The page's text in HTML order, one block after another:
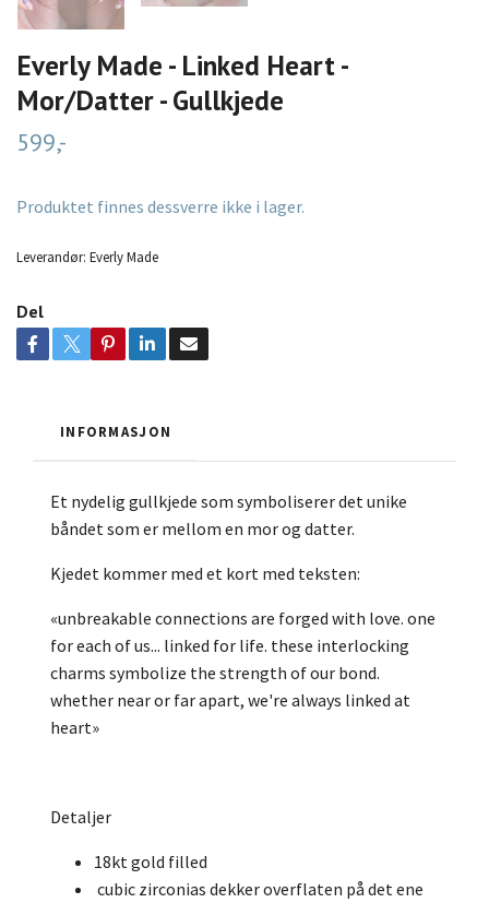
Everly Made - Linked Heart -
Mor/Datter - Gullkjede
599,-
Produktet finnes dessverre ikke i lager.
Leverandør: Everly Made
Del
INFORMASJON
Et nydelig gullkjede som symboliserer det unike
båndet som er mellom en mor og datter.
Kjedet kommer med et kort med teksten:
«unbreakable connections are forged with love. one
for each of us... linked for life. these interlocking
charms symbolize the strength of our bond.
whether near or far apart, we're always linked at
heart»
Detaljer
18kt gold filled
cubic zirconias dekker overflaten på det ene